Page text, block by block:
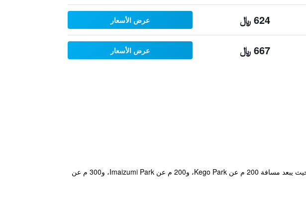
624 ﷼ عرض الأسعار
667 ﷼ عرض الأسعار
يتمتع مكان إقامة "KOKO HOTEL Fukuoka Tenjin" بموقع جيد في حي Tenjin في فوكوكا حيث يبعد مسافة 200 م عن Kego Park، و200 م عن Imaizumi Park، و300 م عن